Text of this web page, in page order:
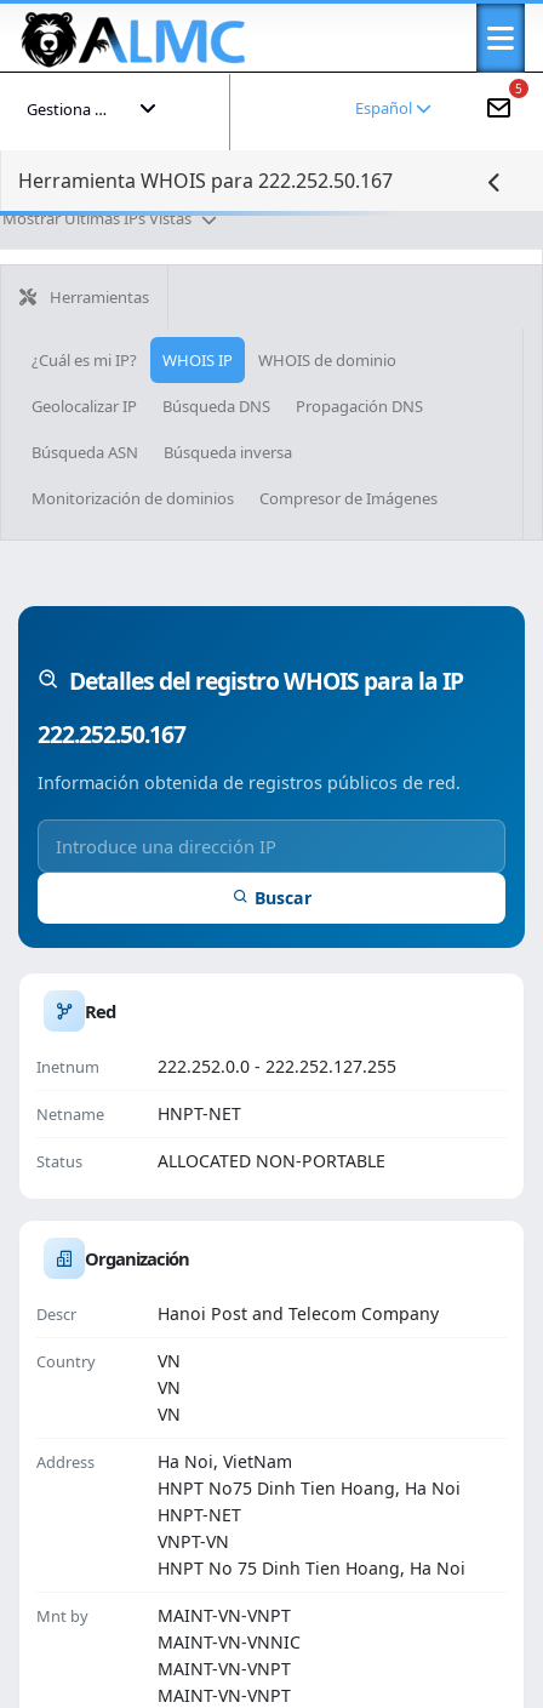
5
Español
Gestiona tu cuenta
Herramienta WHOIS para 222.252.50.167
Mostrar Últimas IPs Vistas
Herramientas
¿Cuál es mi IP? WHOIS IP WHOIS de dominio
Geolocalizar IP Búsqueda DNS Propagación DNS
Búsqueda ASN Búsqueda inversa
Monitorización de dominios Compresor de Imágenes
Detalles del registro WHOIS para la IP
222.252.50.167
Información obtenida de registros públicos de red.
Buscar
Red
Inetnum 222.252.0.0 - 222.252.127.255
Netname HNPT-NET
Status ALLOCATED NON-PORTABLE
Organización
Descr Hanoi Post and Telecom Company
Country
VN
VN
VN
Address
Ha Noi, VietNam
HNPT No75 Dinh Tien Hoang, Ha Noi
HNPT-NET
VNPT-VN
HNPT No 75 Dinh Tien Hoang, Ha Noi
Mnt by
MAINT-VN-VNPT
MAINT-VN-VNNIC
MAINT-VN-VNPT
MAINT-VN-VNPT